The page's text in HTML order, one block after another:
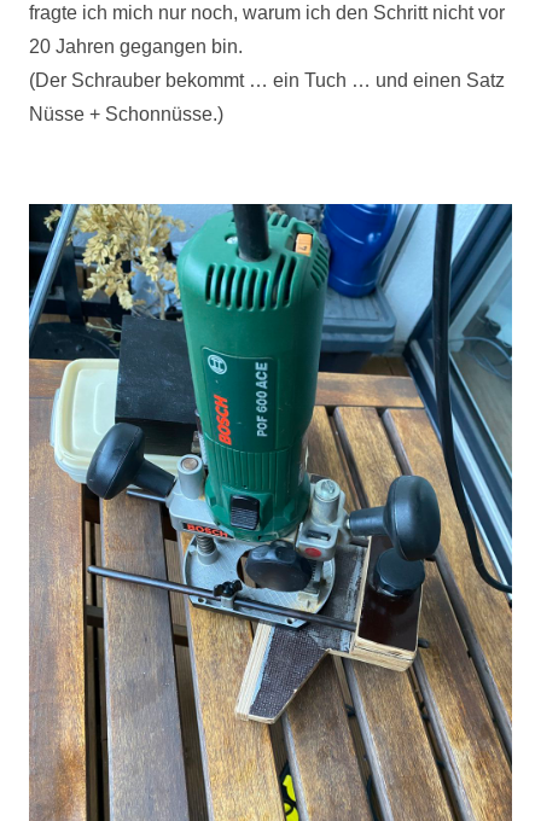
fragte ich mich nur noch, warum ich den Schritt nicht vor
20 Jahren gegangen bin.
(Der Schrauber bekommt … ein Tuch … und einen Satz
Nüsse + Schonnüsse.)